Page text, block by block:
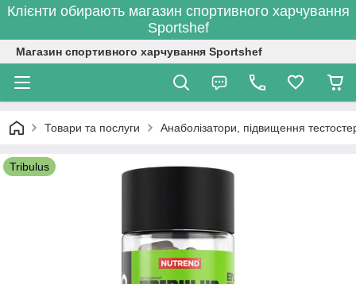
Клієнти обирають магазин спортивного харчування
Sportshef
Магазин спортивного харчування Sportshef
Товари та послуги Анаболізатори, підвищення
Tribulus